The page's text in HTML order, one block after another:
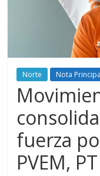
Norte Nota
fuerza
PVEM,